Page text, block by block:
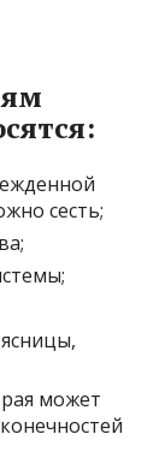
сесть;
может